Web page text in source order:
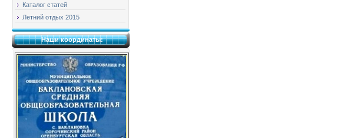
Каталог статей
Летний отдых 2015
Наши координаты: